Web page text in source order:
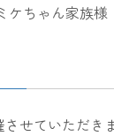
ケちゃん家族様
せていただき